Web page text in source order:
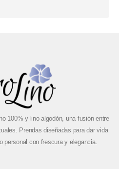
100% y lino algodón, una fusión entre
Prendas diseñadas para dar vida
personal con frescura y elegancia.